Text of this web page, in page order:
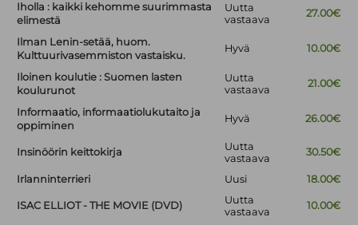
Iholla : kaikki kehomme suurimmasta
elimestä
Uutta
vastaava
27.00€
Ilman Lenin-setää, huom.
Kulttuurivasemmiston vastaisku.
Hyvä 10.00€
Iloinen koulutie : Suomen lasten
koulurunot
Uutta
vastaava
21.00€
Informaatio, informaatiolukutaito ja
oppiminen
Hyvä 26.00€
Insinöörin keittokirja
Uutta
vastaava
30.50€
Irlanninterrieri Uusi 18.00€
ISAC ELLIOT - THE MOVIE (DVD)
Uutta
vastaava
10.00€